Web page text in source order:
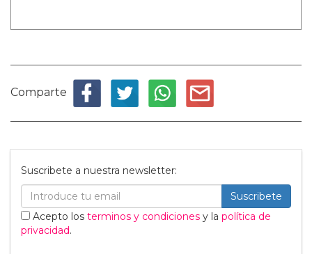
Comparte
Suscribete a nuestra newsletter:
Suscribete
Acepto los terminos y condiciones y la política de
privacidad.